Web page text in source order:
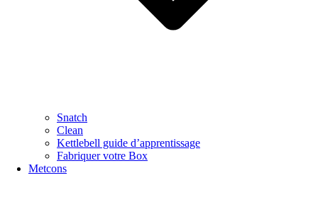
Snatch
Clean
Kettlebell guide d’apprentissage
Fabriquer votre Box
Metcons